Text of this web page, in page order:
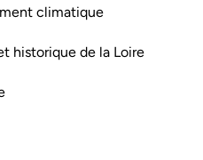
climatique
historique de la Loire